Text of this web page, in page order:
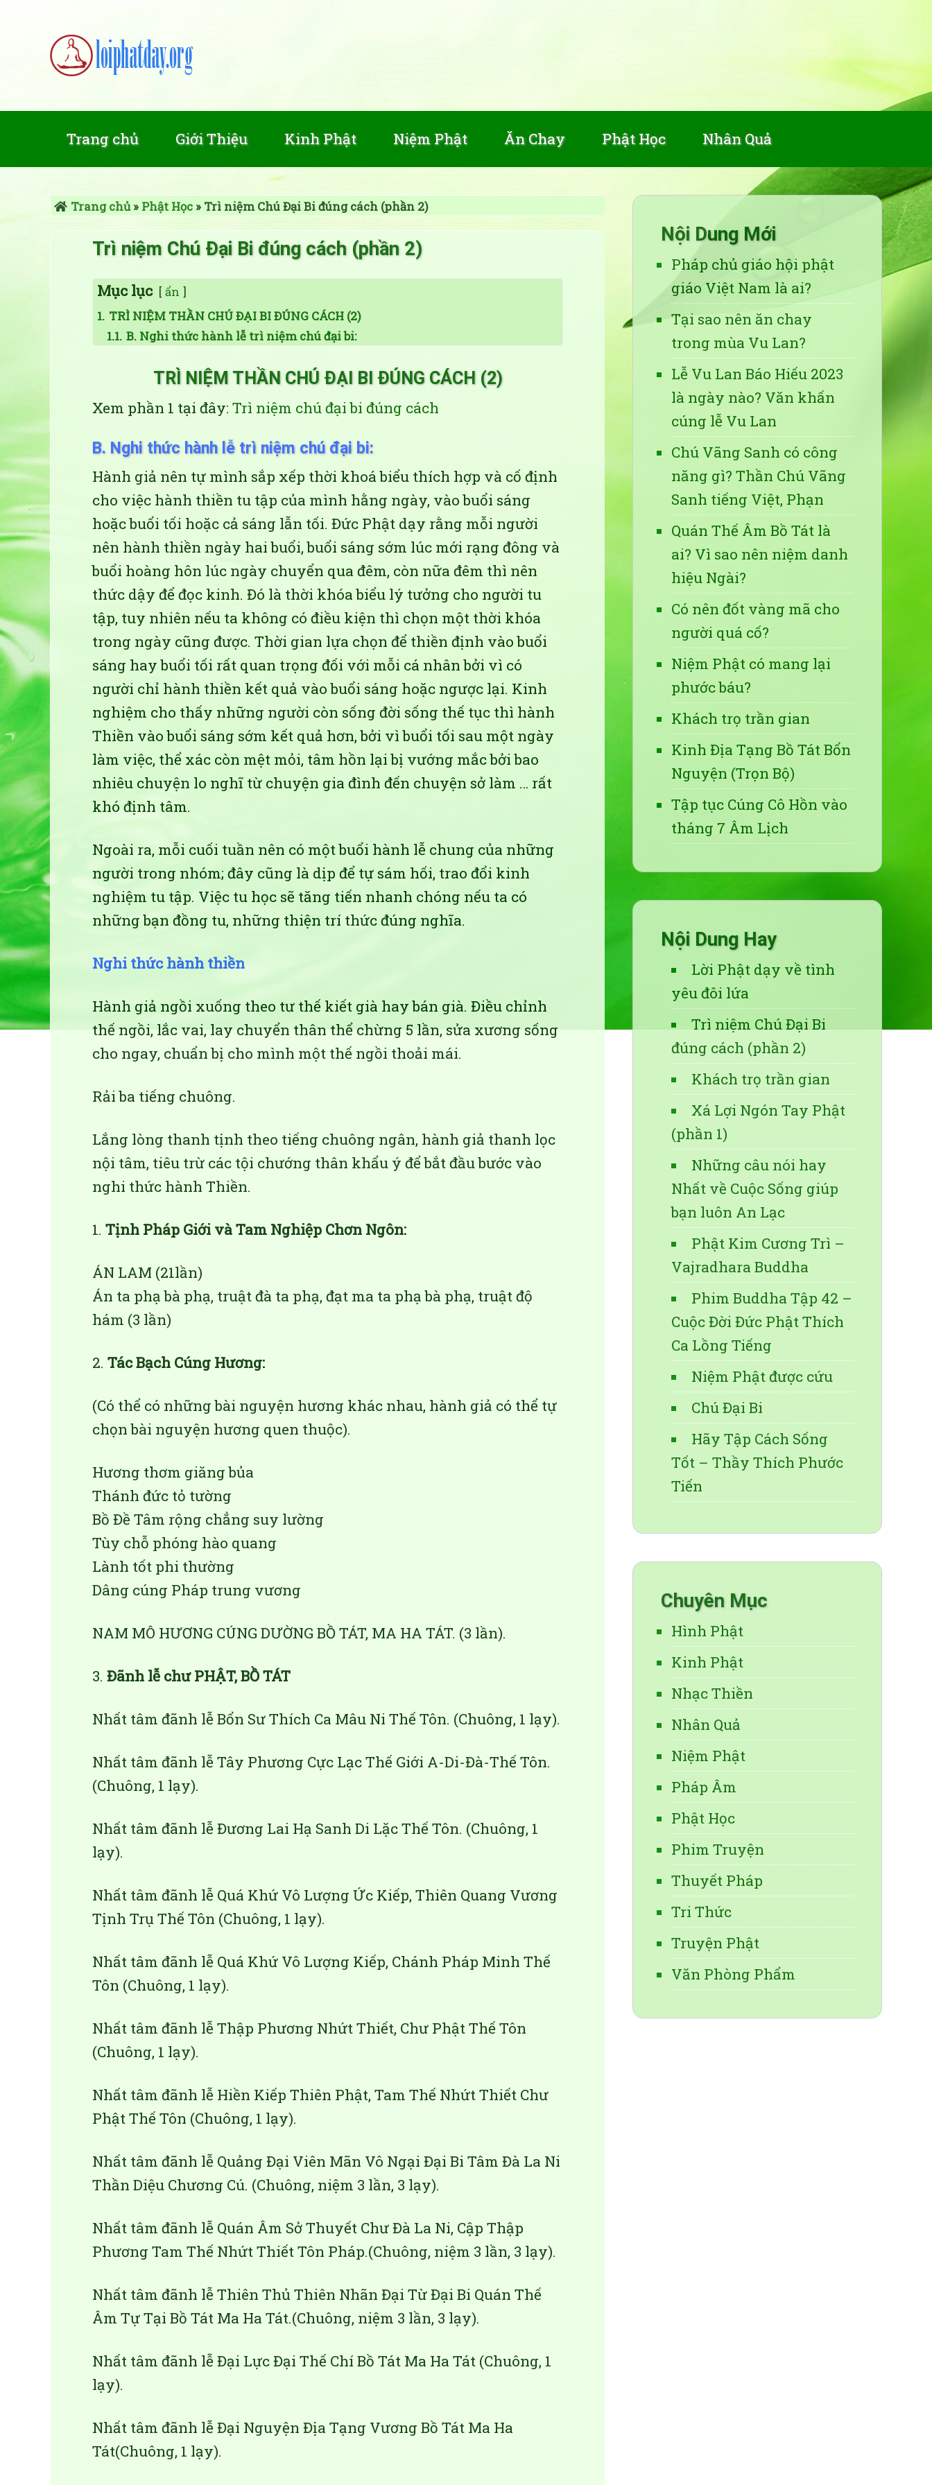
Trang chủ Giới Thiệu Kinh Phật Niệm Phật Ăn Chay Phật Học Nhân Quả
Trang chủ» Phật Học» Trì niệm Chú Đại Bi đúng cách (phần 2)
Trì niệm Chú Đại Bi đúng cách (phần 2)
Mục lục
ẩn
1. TRÌ NIỆM THẦN CHÚ ĐẠI BI ĐÚNG CÁCH (2)
1.1. B. Nghi thức hành lễ trì niệm chú đại bi:
TRÌ NIỆM THẦN CHÚ ĐẠI BI ĐÚNG CÁCH (2)
Xem phần 1 tại đây: Trì niệm chú đại bi đúng cách
B. Nghi thức hành lễ trì niệm chú đại bi:
Hành giả nên tự mình sắp xếp thời khoá biểu thích hợp và cố định
cho việc hành thiền tu tập của mình hằng ngày, vào buổi sáng
hoặc buổi tối hoặc cả sáng lẫn tối. Đức Phật dạy rằng mỗi người
nên hành thiền ngày hai buổi, buổi sáng sớm lúc mới rạng đông và
buổi hoàng hôn lúc ngày chuyển qua đêm, còn nữa đêm thì nên
thức dậy để đọc kinh. Đó là thời khóa biểu lý tưởng cho người tu
tập, tuy nhiên nếu ta không có điều kiện thì chọn một thời khóa
trong ngày cũng được. Thời gian lựa chọn để thiền định vào buổi
sáng hay buổi tối rất quan trọng đối với mỗi cá nhân bởi vì có
người chỉ hành thiền kết quả vào buổi sáng hoặc ngược lại. Kinh
nghiệm cho thấy những người còn sống đời sống thế tục thì hành
Thiền vào buổi sáng sớm kết quả hơn, bởi vì buổi tối sau một ngày
làm việc, thể xác còn mệt mỏi, tâm hồn lại bị vướng mắc bởi bao
nhiêu chuyện lo nghĩ từ chuyện gia đình đến chuyện sở làm … rất
khó định tâm.
Ngoài ra, mỗi cuối tuần nên có một buổi hành lễ chung của những
người trong nhóm; đây cũng là dịp để tự sám hối, trao đổi kinh
nghiệm tu tập. Việc tu học sẽ tăng tiến nhanh chóng nếu ta có
những bạn đồng tu, những thiện trí thức đúng nghĩa.
Nghi thức hành thiền
Hành giả ngồi xuống theo tư thế kiết già hay bán già. Điều chỉnh
thế ngồi, lắc vai, lay chuyển thân thể chừng 5 lần, sửa xương sống
cho ngay, chuẩn bị cho mình một thế ngồi thoải mái.
Rải ba tiếng chuông.
Lắng lòng thanh tịnh theo tiếng chuông ngân, hành giả thanh lọc
nội tâm, tiêu trừ các tội chướng thân khẩu ý để bắt đầu bước vào
nghi thức hành Thiền.
1. Tịnh Pháp Giới và Tam Nghiệp Chơn Ngôn:
ÁN LAM (21lần)
Án ta phạ bà phạ, truật đà ta phạ, đạt ma ta phạ bà phạ, truật độ
hám (3 lần)
2. Tác Bạch Cúng Hương:
(Có thể có những bài nguyện hương khác nhau, hành giả có thể tự
chọn bài nguyện hương quen thuộc).
Hương thơm giăng bủa
Thánh đức tỏ tường
Bồ Đề Tâm rộng chẳng suy lường
Tùy chỗ phóng hào quang
Lành tốt phi thường
Dâng cúng Pháp trung vương
NAM MÔ HƯƠNG CÚNG DƯỜNG BỒ TÁT, MA HA TÁT. (3 lần).
3. Đãnh lễ chư PHẬT, BỒ TÁT
Nhất tâm đãnh lễ Bổn Sư Thích Ca Mâu Ni Thế Tôn. (Chuông, 1 lạy).
Nhất tâm đãnh lễ Tây Phương Cực Lạc Thế Giới A-Di-Đà-Thế Tôn.
(Chuông, 1 lạy).
Nhất tâm đãnh lễ Đương Lai Hạ Sanh Di Lặc Thế Tôn. (Chuông, 1
lạy).
Nhất tâm đãnh lễ Quá Khứ Vô Lượng Ức Kiếp, Thiên Quang Vương
Tịnh Trụ Thế Tôn (Chuông, 1 lạy).
Nhất tâm đãnh lễ Quá Khứ Vô Lượng Kiếp, Chánh Pháp Minh Thế
Tôn (Chuông, 1 lạy).
Nhất tâm đãnh lễ Thập Phương Nhứt Thiết, Chư Phật Thế Tôn
(Chuông, 1 lạy).
Nhất tâm đãnh lễ Hiền Kiếp Thiên Phật, Tam Thế Nhứt Thiết Chư
Phật Thế Tôn (Chuông, 1 lạy).
Nhất tâm đãnh lễ Quảng Đại Viên Mãn Vô Ngại Đại Bi Tâm Đà La Ni
Thần Diệu Chương Cú. (Chuông, niệm 3 lần, 3 lạy).
Nhất tâm đãnh lễ Quán Âm Sở Thuyết Chư Đà La Ni, Cập Thập
Phương Tam Thế Nhứt Thiết Tôn Pháp.(Chuông, niệm 3 lần, 3 lạy).
Nhất tâm đãnh lễ Thiên Thủ Thiên Nhãn Đại Từ Đại Bi Quán Thế
Âm Tự Tại Bồ Tát Ma Ha Tát.(Chuông, niệm 3 lần, 3 lạy).
Nhất tâm đãnh lễ Đại Lực Đại Thế Chí Bồ Tát Ma Ha Tát (Chuông, 1
lạy).
Nhất tâm đãnh lễ Đại Nguyện Địa Tạng Vương Bồ Tát Ma Ha
Tát(Chuông, 1 lạy).
Nội Dung Mới
Pháp chủ giáo hội phật
giáo Việt Nam là ai?
Tại sao nên ăn chay
trong mùa Vu Lan?
Lễ Vu Lan Báo Hiếu 2023
là ngày nào? Văn khấn
cúng lễ Vu Lan
Chú Vãng Sanh có công
năng gì? Thần Chú Vãng
Sanh tiếng Việt, Phạn
Quán Thế Âm Bồ Tát là
ai? Vì sao nên niệm danh
hiệu Ngài?
Có nên đốt vàng mã cho
người quá cố?
Niệm Phật có mang lại
phước báu?
Khách trọ trần gian
Kinh Địa Tạng Bồ Tát Bổn
Nguyện (Trọn Bộ)
Tập tục Cúng Cô Hồn vào
tháng 7 Âm Lịch
Nội Dung Hay
Lời Phật dạy về tình
yêu đôi lứa
Trì niệm Chú Đại Bi
đúng cách (phần 2)
Khách trọ trần gian
Xá Lợi Ngón Tay Phật
(phần 1)
Những câu nói hay
Nhất về Cuộc Sống giúp
bạn luôn An Lạc
Phật Kim Cương Trì –
Vajradhara Buddha
Phim Buddha Tập 42 –
Cuộc Đời Đức Phật Thích
Ca Lồng Tiếng
Niệm Phật được cứu
Chú Đại Bi
Hãy Tập Cách Sống
Tốt – Thầy Thích Phước
Tiến
Chuyên Mục
Hình Phật
Kinh Phật
Nhạc Thiền
Nhân Quả
Niệm Phật
Pháp Âm
Phật Học
Phim Truyện
Thuyết Pháp
Tri Thức
Truyện Phật
Văn Phòng Phẩm